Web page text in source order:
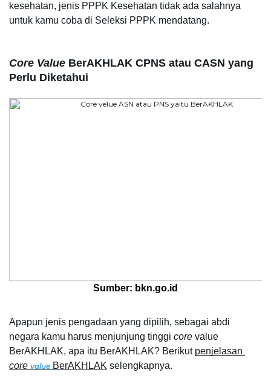
kesehatan, jenis PPPK Kesehatan tidak ada salahnya
untuk kamu coba di Seleksi PPPK mendatang.
Core Value BerAKHLAK CPNS atau CASN yang
Perlu Diketahui
Sumber: bkn.go.id
Apapun jenis pengadaan yang dipilih, sebagai abdi
negara kamu harus menjunjung tinggi core value
BerAKHLAK, apa itu BerAKHLAK? Berikut
core value BerAKHLAK selengkapnya.